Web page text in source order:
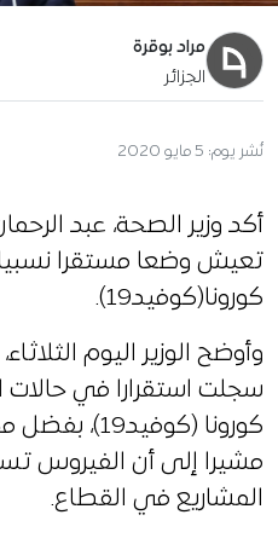
مراد بوقرة
الجزائر
نُشر يوم: 5 مايو 2020
أكد وزير الصحة، عبد
تعيش وضعا مستقرا
كورونا(كوفيد19).
وأوضح الوزير اليوم
سجلت استقرارا في حالات
كورونا
مشيرا إلى أن الفيروس
المشاريع في القطاع.